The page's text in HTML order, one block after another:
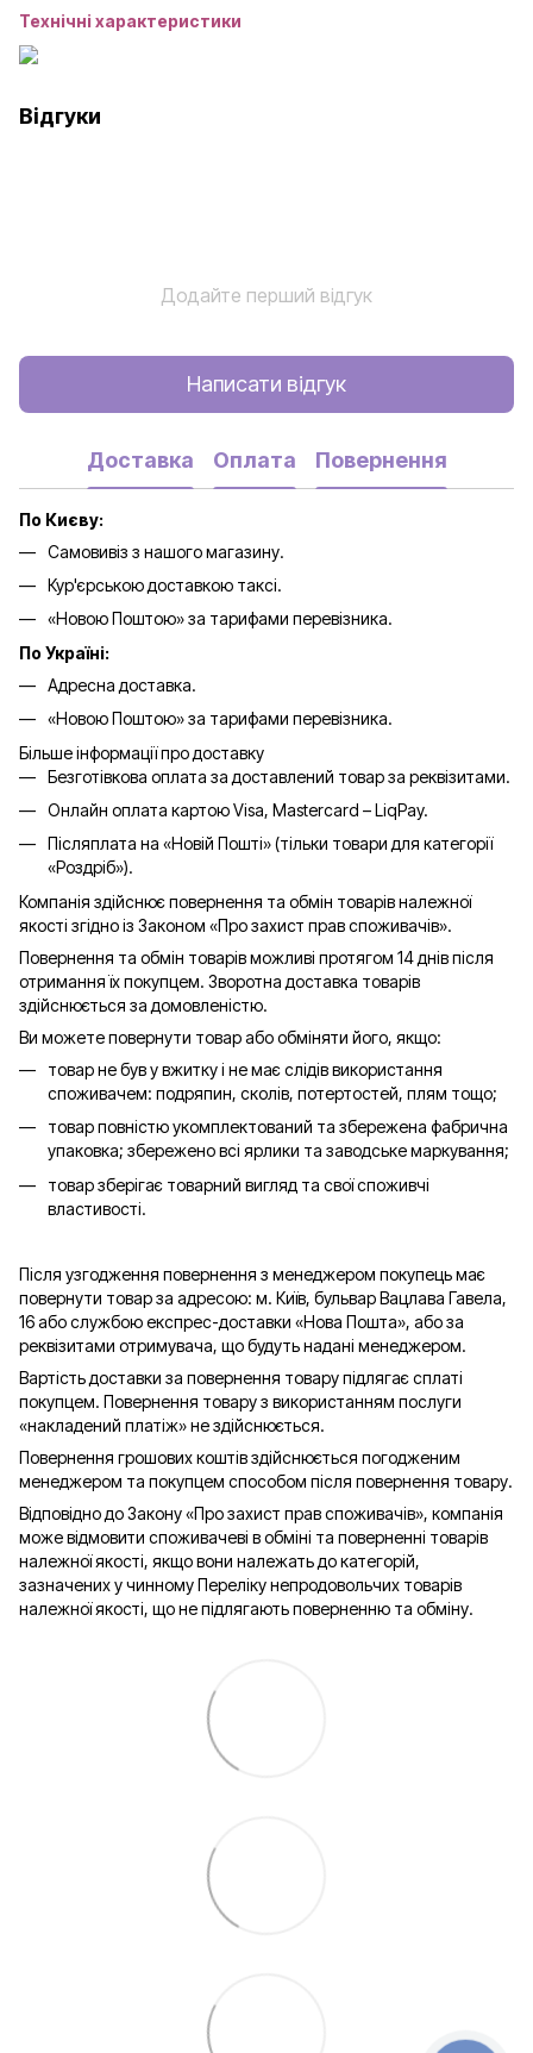
Технічні характеристики
Відгуки
Додайте перший відгук
Написати відгук
Доставка Оплата Повернення
По Києву:
Самовивіз з нашого магазину.
Кур'єрською доставкою таксі.
«Новою Поштою» за тарифами перевізника.
По Україні:
Адресна доставка.
«Новою Поштою» за тарифами перевізника.
Більше інформації про доставку
Безготівкова оплата за доставлений товар за реквізитами.
Онлайн оплата картою Visa, Mastercard – LiqPay.
Післяплата на «Новій Пошті» (тільки товари для категорії
«Роздріб»).
Компанія здійснює повернення та обмін товарів належної
якості згідно із Законом «Про захист прав споживачів».
Повернення та обмін товарів можливі протягом 14 днів після
отримання їх покупцем. Зворотна доставка товарів
здійснюється за домовленістю.
Ви можете повернути товар або обміняти його, якщо:
товар не був у вжитку і не має слідів використання
споживачем: подряпин, сколів, потертостей, плям тощо;
товар повністю укомплектований та збережена фабрична
упаковка; збережено всі ярлики та заводське маркування;
товар зберігає товарний вигляд та свої споживчі
властивості.
Після узгодження повернення з менеджером покупець має
повернути товар за адресою: м. Київ, бульвар Вацлава Гавела,
16 або службою експрес-доставки «Нова Пошта», або за
реквізитами отримувача, що будуть надані менеджером.
Вартість доставки за повернення товару підлягає сплаті
покупцем. Повернення товару з використанням послуги
«накладений платіж» не здійснюється.
Повернення грошових коштів здійснюється погодженим
менеджером та покупцем способом після повернення товару.
Відповідно до Закону «Про захист прав споживачів», компанія
може відмовити споживачеві в обміні та поверненні товарів
належної якості, якщо вони належать до категорій,
зазначених у чинному Переліку непродовольчих товарів
належної якості, що не підлягають поверненню та обміну.